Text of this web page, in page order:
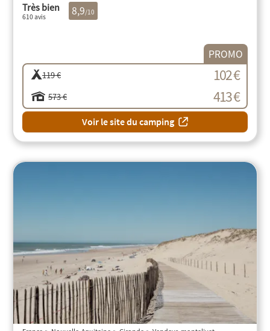
Très bien
610 avis 8,9/10
PROMO
119 € 102 €
573 € 413 €
Voir le site du camping